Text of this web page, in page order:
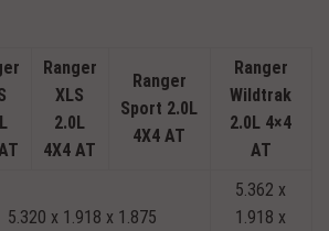
Ranger
XLS
2.0L
4X4 AT
Ranger
Sport 2.0L
4X4 AT
Ranger
Wildtrak
2.0L 4×4
AT
5.320 x 1.918 x 1.875
5.362 x
1.918 x